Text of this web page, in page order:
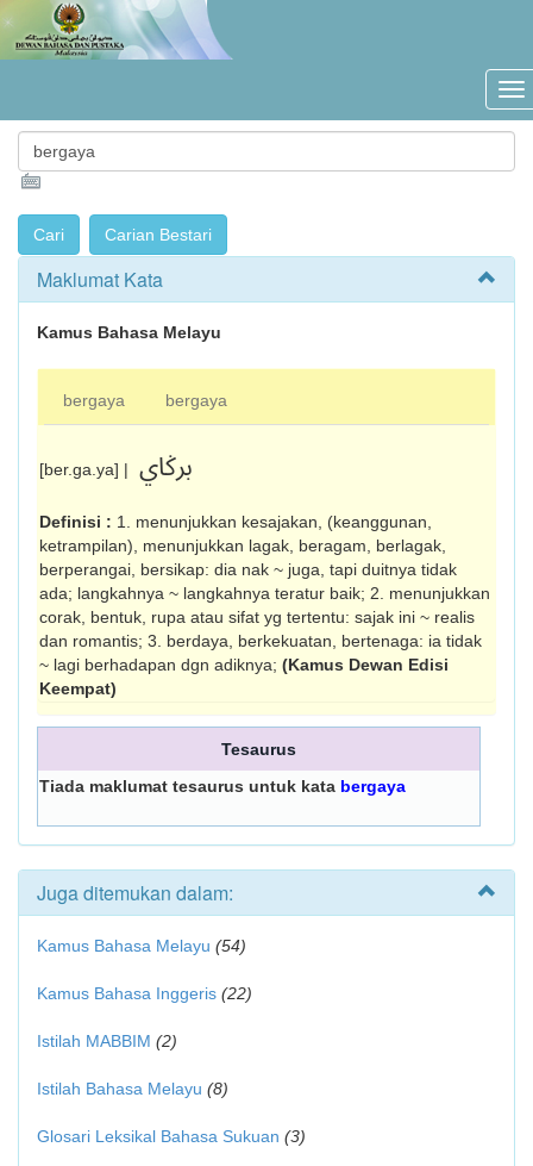
Maklumat Kata
Kamus Bahasa Melayu
bergaya bergaya
[ber.ga.ya] | برݢاي
Definisi : 1. menunjukkan kesajakan, (keang­gunan,
ketrampilan), menunjukkan lagak, beragam, berlagak,
berperangai, bersikap: dia nak ~ juga, tapi duitnya tidak
ada; langkahnya ~ langkahnya teratur baik; 2. menunjukkan
corak, bentuk, rupa atau sifat yg tertentu: sajak ini ~ realis
dan romantis; 3. berdaya, berkekuatan, bertenaga: ia tidak
~ lagi berhadapan dgn adiknya; (Kamus Dewan Edisi
Keempat)
Tesaurus
Tiada maklumat tesaurus untuk kata bergaya
Juga ditemukan dalam:
Kamus Bahasa Melayu (54)
Kamus Bahasa Inggeris (22)
Istilah MABBIM (2)
Istilah Bahasa Melayu (8)
Glosari Leksikal Bahasa Sukuan (3)